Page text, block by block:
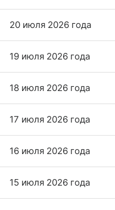
20 июля 2026 года
19 июля 2026 года
18 июля 2026 года
17 июля 2026 года
16 июля 2026 года
15 июля 2026 года